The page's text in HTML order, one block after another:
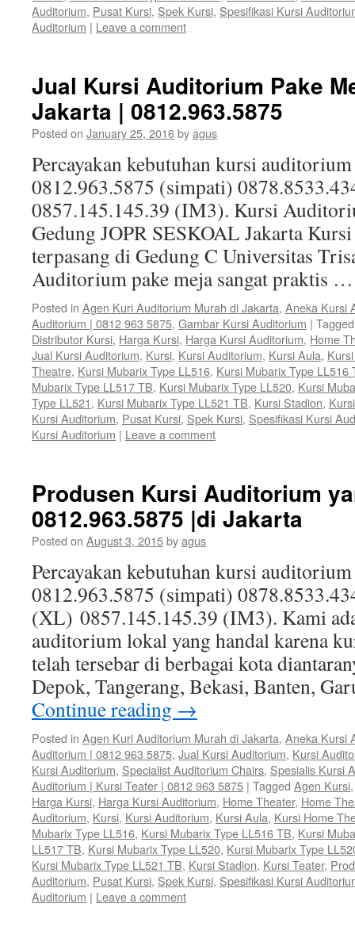
Auditorium, Pusat Kursi, Spek Kursi, Spesifikasi Kursi
Auditorium | Leave a comment
Jual Kursi Auditorium Pake
Jakarta | 0812.963.5875
Posted on January 25, 2016byagus
Percayakan kebutuhan kursi
0812.963.5875 (simpati)
0857.145.145.39 (IM3). Kursi
Gedung JOPR SESKOAL Jakarta
terpasang di Gedung C Universitas
Auditorium pake meja sangat praktis
Posted in Agen Kuri Auditorium Murah di Jakarta, Aneka Kursi
Auditorium | 0812 963 5875, Gambar Kursi Auditorium | Tagged
Distributor Kursi, Harga Kursi, Harga Kursi Auditorium, Home
Jual Kursi Auditorium, Kursi, Kursi Auditorium, Kursi Aula,
Theatre, Kursi Mubarix Type LL516, Kursi Mubarix Type LL516
Mubarix Type LL517 TB, Kursi Mubarix Type LL520, Kursi
Type LL521, Kursi Mubarix Type LL521 TB, Kursi Stadion,
Kursi Auditorium, Pusat Kursi, Spek Kursi, Spesifikasi Kursi
Kursi Auditorium | Leave a comment
Produsen Kursi Auditorium
0812.963.5875 |di Jakarta
Posted on August 3, 2015byagus
Percayakan kebutuhan kursi
0812.963.5875 (simpati)
(XL) 0857.145.145.39 (IM3). Kami
auditorium lokal yang handal karena
telah tersebar di berbagai kota
Depok, Tangerang, Bekasi, Banten,
Continue reading →
Posted in Agen Kuri Auditorium Murah di Jakarta, Aneka Kursi
Auditorium | 0812 963 5875, Jual Kursi Auditorium, Kursi
Kursi Auditorium, Specialist Auditorium Chairs, Spesialis Kursi
Auditorium | Kursi Teater | 0812 963 5875 | Tagged Agen Kursi
Harga Kursi, Harga Kursi Auditorium, Home Theater, Home
Auditorium, Kursi, Kursi Auditorium, Kursi Aula, Kursi Home
Mubarix Type LL516, Kursi Mubarix Type LL516 TB, Kursi
LL517 TB, Kursi Mubarix Type LL520, Kursi Mubarix Type
Kursi Mubarix Type LL521 TB, Kursi Stadion, Kursi Teater,
Auditorium, Pusat Kursi, Spek Kursi, Spesifikasi Kursi
Auditorium | Leave a comment